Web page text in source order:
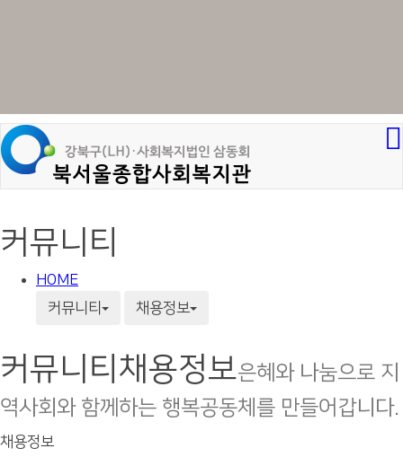
커뮤니티
HOME
커뮤니티
채용정보
커뮤니티 채용정보은혜와 나눔으로 지
역사회와 함께하는 행복공동체를 만들어갑니다.
채용정보